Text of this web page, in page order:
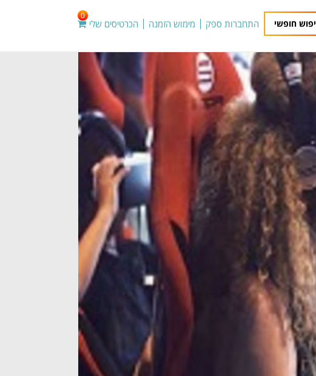
התחברות ספק מימוש הזמנה הכרטיסים שלי
0